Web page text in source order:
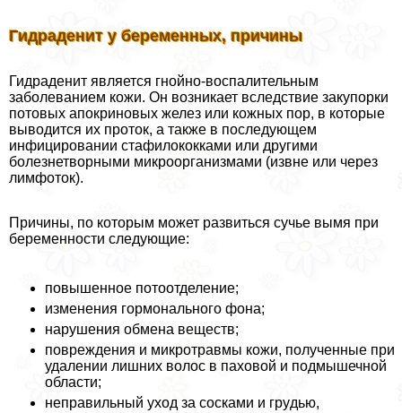
Гидраденит у беременных, причины
Гидраденит является гнойно-воспалительным
заболеванием кожи. Он возникает вследствие закупорки
потовых апокриновых желез или кожных пор, в которые
выводится их проток, а также в последующем
инфицировании стафилококками или другими
болезнетворными микроорганизмами (извне или через
лимфоток).
Причины, по которым может развиться сучье вымя при
беременности следующие:
повышенное потоотделение;
изменения гормонального фона;
нарушения обмена веществ;
повреждения и микротравмы кожи, полученные при
удалении лишних волос в паховой и подмышечной
области;
неправильный уход за сосками и гpyдью,